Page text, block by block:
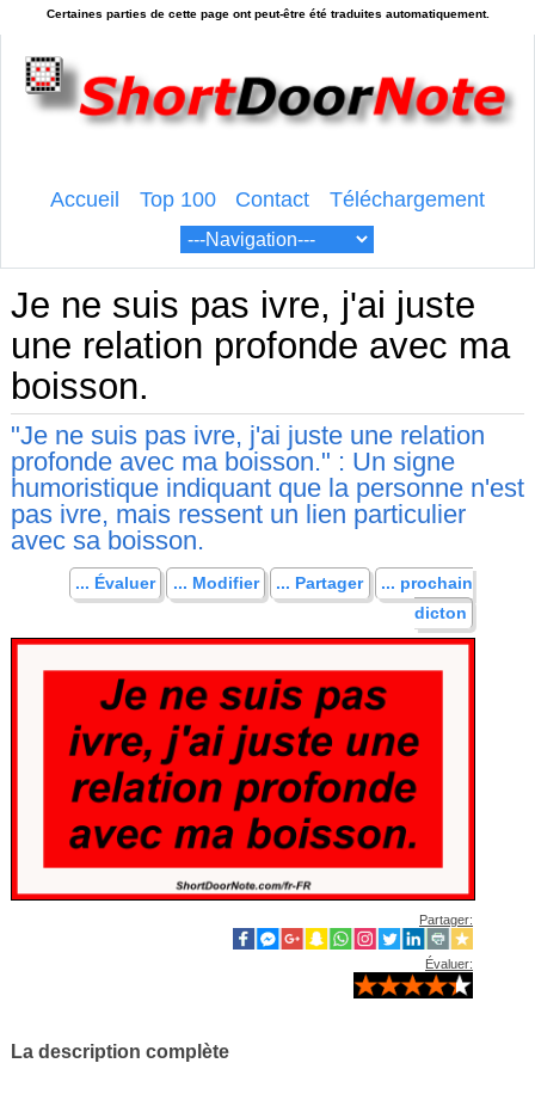
Accueil Top 100 Contact Téléchargement
Je ne suis pas ivre, j'ai juste
une relation profonde avec ma
boisson.
"Je ne suis pas ivre, j'ai juste une relation
profonde avec ma boisson." : Un signe
humoristique indiquant que la personne n'est
pas ivre, mais ressent un lien particulier
avec sa boisson.
... Évaluer ... Modifier ... Partager
... prochain
dicton
Partager:
Évaluer:
La description complète